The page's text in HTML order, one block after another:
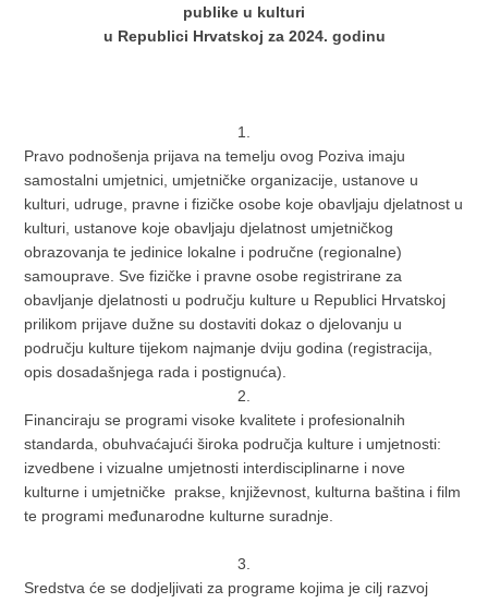
publike u kulturi
u Republici Hrvatskoj za 2024. godinu
1.
Pravo podnošenja prijava na temelju ovog Poziva imaju
samostalni umjetnici, umjetničke organizacije, ustanove u
kulturi, udruge, pravne i fizičke osobe koje obavljaju djelatnost u
kulturi, ustanove koje obavljaju djelatnost umjetničkog
obrazovanja te jedinice lokalne i područne (regionalne)
samouprave. Sve fizičke i pravne osobe registrirane za
obavljanje djelatnosti u području kulture u Republici Hrvatskoj
prilikom prijave dužne su dostaviti dokaz o djelovanju u
području kulture tijekom najmanje dviju godina (registracija,
opis dosadašnjega rada i postignuća).
2.
Financiraju se programi visoke kvalitete i profesionalnih
standarda, obuhvaćajući široka područja kulture i umjetnosti:
izvedbene i vizualne umjetnosti interdisciplinarne i nove
kulturne i umjetničke prakse, književnost, kulturna baština i film
te programi međunarodne kulturne suradnje.
3.
Sredstva će se dodjeljivati za programe kojima je cilj razvoj